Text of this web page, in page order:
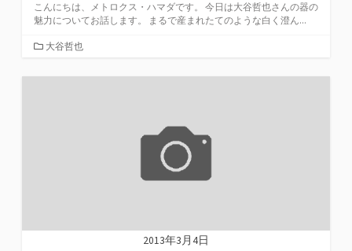
こんにちは、メトロクス・ハマダです。 今日は大谷哲也さんの器の
魅力についてお話します。 まるで産まれたてのような白く澄ん...
カ
ゴ
大谷哲也
2013年3月4日